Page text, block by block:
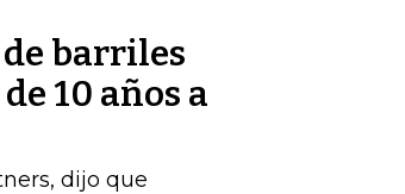
barriles
10 años a
dijo que